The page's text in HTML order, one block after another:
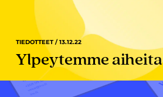
TIEDOTTEET / 13.12.22
Ylpeytemme aiheita